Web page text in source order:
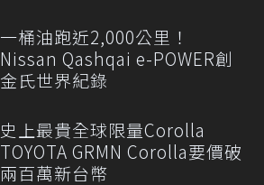
一桶油跑近2,000公里！
Nissan Qashqai e-POWER創
金氏世界紀錄
史上最貴全球限量Corolla
TOYOTA GRMN Corolla要價破
兩百萬新台幣